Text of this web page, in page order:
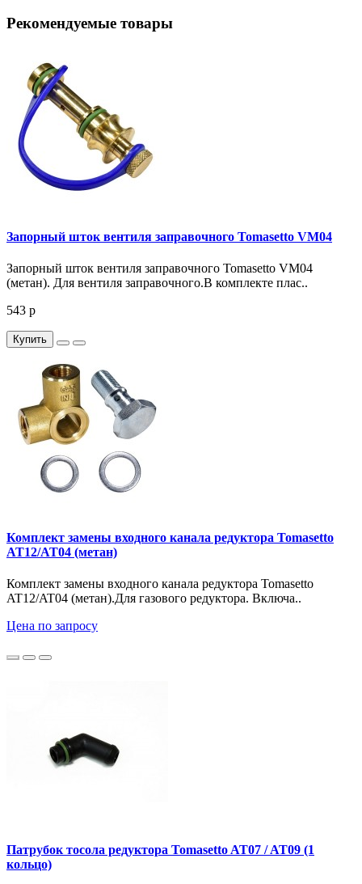
Рекомендуемые товары
Запорный шток вентиля заправочного Tomasetto VM04
Запорный шток вентиля заправочного Tomasetto VM04
(метан). Для вентиля заправочного.В комплекте плас..
543 р
Купить
Комплект замены входного канала редуктора Tomasetto
AT12/AT04 (метан)
Комплект замены входного канала редуктора Tomasetto
AT12/AT04 (метан).Для газового редуктора. Включа..
Цена по запросу
Патрубок тосола редуктора Tomasetto AT07 / AT09 (1
кольцо)